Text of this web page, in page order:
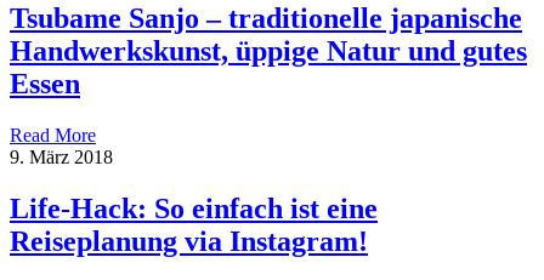
Tsubame Sanjo – traditionelle japanische
Handwerkskunst, üppige Natur und gutes
Essen
Read More
9. März 2018
Life-Hack: So einfach ist eine
Reiseplanung via Instagram!